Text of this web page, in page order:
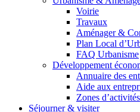
Voirie
Travaux
Aménager &
Plan Local
FAQ Urbanisme
Développement
Annuaire des
Aide aux
Zones d’activités
Séjourner & visiter